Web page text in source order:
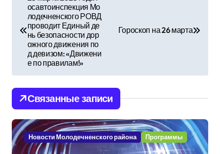
в
г
а
ц
и
осавтоинспекция Мо
лодечненского РОВД
проводит Единый де
нь безопасности дор
ожного движения по
д девизом: «Движени
е по правилам!»
Гороскоп на 26 марта
Связанные записи
Новости Молодечненского района Программы